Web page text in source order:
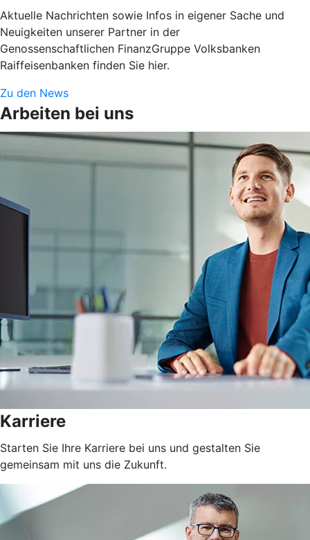
Aktuelle Nachrichten sowie Infos in eigener Sache und
Neuigkeiten unserer Partner in der
Genossenschaftlichen FinanzGruppe Volksbanken
Raiffeisenbanken finden Sie hier.
Zu den News
Arbeiten bei uns
Karriere
Starten Sie Ihre Karriere bei uns und gestalten Sie
gemeinsam mit uns die Zukunft.